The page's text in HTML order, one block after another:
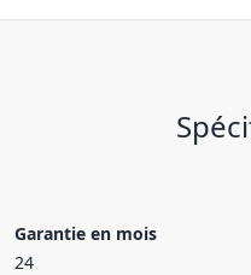
Garantie en mois
24